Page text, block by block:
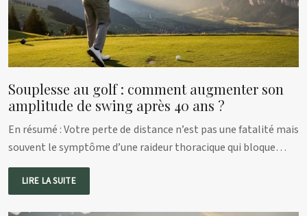
Souplesse au golf : comment augmenter son
amplitude de swing après 40 ans ?
En résumé : Votre perte de distance n’est pas une fatalité mais
souvent le symptôme d’une raideur thoracique qui bloque…
LIRE LA SUITE